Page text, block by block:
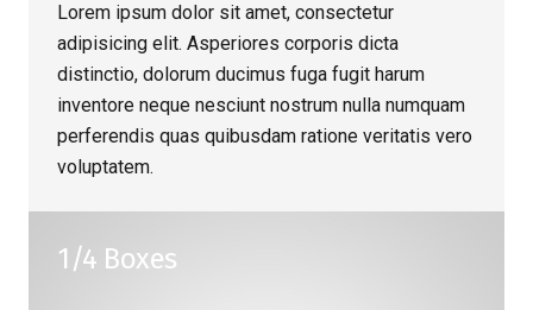
Lorem ipsum dolor sit amet, consectetur
adipisicing elit. Asperiores corporis dicta
distinctio, dolorum ducimus fuga fugit harum
inventore neque nesciunt nostrum nulla numquam
perferendis quas quibusdam ratione veritatis vero
voluptatem.
1/4 Boxes